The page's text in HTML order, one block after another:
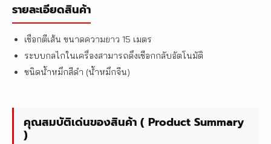
รายละเอียดสินค้า
เชือกตีเส้น ขนาดความยาว 15 เมตร
ระบบกลไกในเครื่องสามารถดึงเชือกกลับอัตโนมัติ
ชนิดน้ำหมึกสีดำ (น้ำหมึกจีน)
คุณสมบัติเด่นของสินค้า ( Product Summary
)